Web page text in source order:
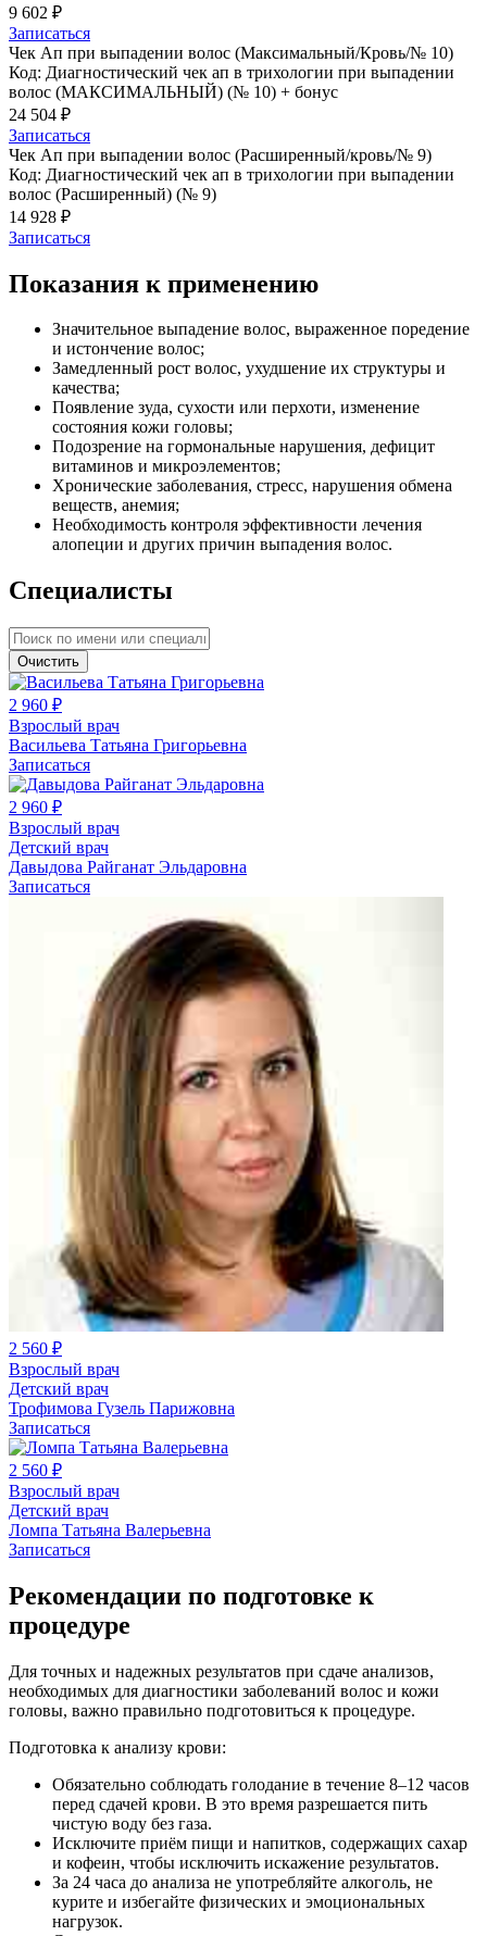
9 602 ₽
Записаться
Чек Ап при выпадении волос (Максимальный/Кровь/№ 10)
Код: Диагностический чек ап в трихологии при выпадении
волос (МАКСИМАЛЬНЫЙ) (№ 10) + бонус
24 504 ₽
Записаться
Чек Ап при выпадении волос (Расширенный/кровь/№ 9)
Код: Диагностический чек ап в трихологии при выпадении
волос (Расширенный) (№ 9)
14 928 ₽
Записаться
Показания к применению
Значительное выпадение волос, выраженное поредение
и истончение волос;
Замедленный рост волос, ухудшение их структуры и
качества;
Появление зуда, сухости или перхоти, изменение
состояния кожи головы;
Подозрение на гормональные нарушения, дефицит
витаминов и микроэлементов;
Хронические заболевания, стресс, нарушения обмена
веществ, анемия;
Необходимость контроля эффективности лечения
алопеции и других причин выпадения волос.
Специалисты
Очистить
2 960 ₽
Взрослый врач
Васильева Татьяна Григорьевна
Записаться
2 960 ₽
Взрослый врач
Детский врач
Давыдова Райганат Эльдаровна
Записаться
2 560 ₽
Взрослый врач
Детский врач
Трофимова Гузель Парижовна
Записаться
2 560 ₽
Взрослый врач
Детский врач
Ломпа Татьяна Валерьевна
Записаться
Рекомендации по подготовке к
процедуре
Для точных и надежных результатов при сдаче анализов,
необходимых для диагностики заболеваний волос и кожи
головы, важно правильно подготовиться к процедуре.
Подготовка к анализу крови:
Обязательно соблюдать голодание в течение 8–12 часов
перед сдачей крови. В это время разрешается пить
чистую воду без газа.
Исключите приём пищи и напитков, содержащих сахар
и кофеин, чтобы исключить искажение результатов.
За 24 часа до анализа не употребляйте алкоголь, не
курите и избегайте физических и эмоциональных
нагрузок.